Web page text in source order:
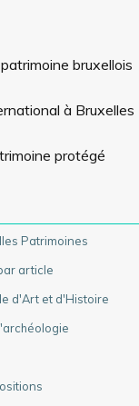
bruxellois
à Bruxelles
protégé
Patrimoines
article
d'Art et d'Histoire